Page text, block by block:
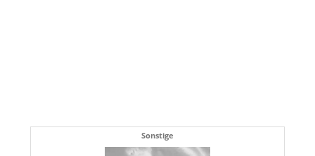
Sonstige